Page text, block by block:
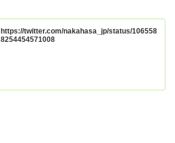
https://twitter.com/nakahasa_jp/status/106558
8254454571008